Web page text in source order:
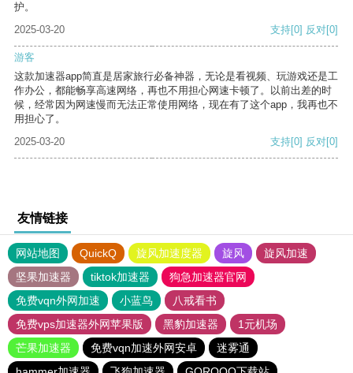
护。
2025-03-20
支持[0] 反对[0]
游客
这款加速器app简直是居家旅行必备神器，无论是看视频、玩游戏还是工
作办公，都能畅享高速网络，再也不用担心网速卡顿了。以前出差的时
候，经常因为网速慢而无法正常使用网络，现在有了这个app，我再也不
用担心了。
2025-03-20
支持[0] 反对[0]
友情链接
网站地图 QuickQ 旋风加速度器 旋风
旋风加速
坚果加速器
tiktok加速器
狗急加速器官网
免费vqn外网加速
小蓝鸟
八戒看书
免费vps加速器外网苹果版
黑豹加速器
1元机场
芒果加速器
免费vqn加速外网安卓
迷雾通